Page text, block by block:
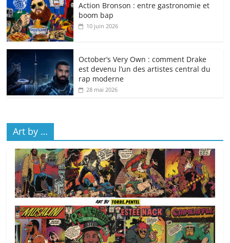
Action Bronson : entre gastronomie et
boom bap
10 juin 2026
October’s Very Own : comment Drake
est devenu l’un des artistes central du
rap moderne
28 mai 2026
Art by …